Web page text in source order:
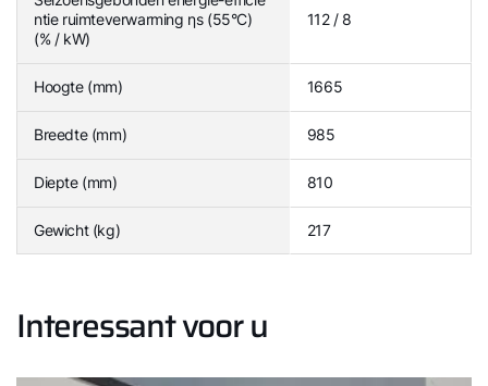
ntie ruimteverwarming ηs (55°C)
(% / kW)
112 / 8
Hoogte (mm) 1665
Breedte (mm) 985
Diepte (mm) 810
Gewicht (kg) 217
Interessant voor u